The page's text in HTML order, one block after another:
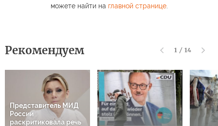
можете найти на главной странице.
Рекомендуем 1 / 14
Представитель МИД
России
раскритиковала речь